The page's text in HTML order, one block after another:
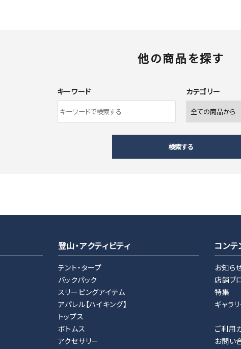
他の商品を探す
キーワード カテゴリー
検索する
登山・アクティビティ
テント・タープ
バックパック
スリーピングアイテム
アパレル【ハイキング】
トップス
ボトムス
アクセサリー
コンテ
お知ら
店舗ブ
特集
ギャラ
ご利用
お問い